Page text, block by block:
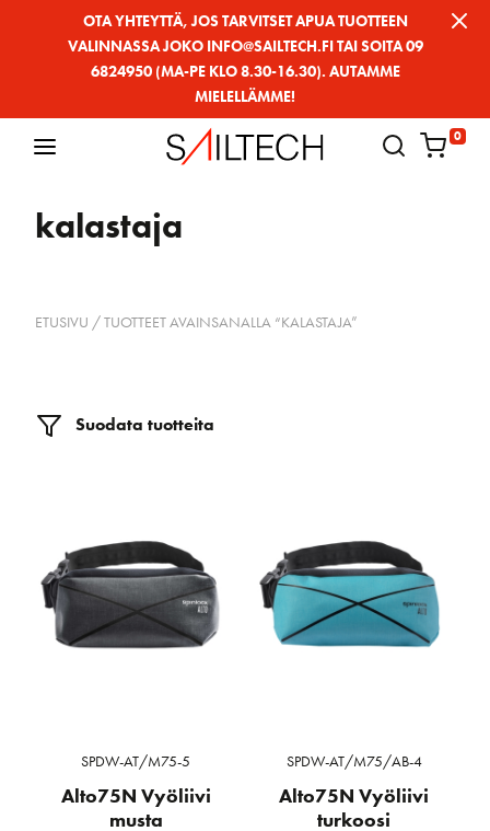
OTA YHTEYTTÄ, JOS TARVITSET APUA TUOTTEEN
VALINNASSA JOKO INFO@SAILTECH.FI TAI SOITA 09
6824950 (MA-PE KLO 8.30-16.30). AUTAMME
MIELELLÄMME!
0
kalastaja
ETUSIVU / TUOTTEET AVAINSANALLA “KALASTAJA”
Suodata tuotteita
SPDW-AT/M75-5
Alto75N Vyöliivi
musta
SPDW-AT/M75/AB-4
Alto75N Vyöliivi
turkoosi